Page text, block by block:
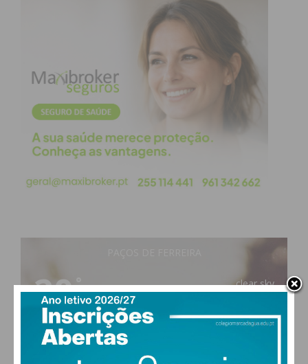
20°
clear sky
MAX 20 • MIN 20